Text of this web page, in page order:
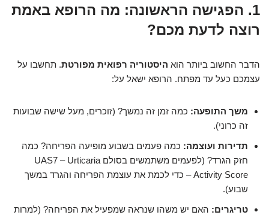
1. הפגישה הראשונה: מה הרופא באמת
רוצה לדעת מכם?
הדבר החשוב ביותר הוא היסטוריה רפואית מפורטת. תחשבו על
עצמכם כעל עד מפתח. הרופא ישאל על:
משך התופעה: כמה זמן זה נמשך? (זוכרים, מעל שישה שבועות
זה כרוני).
תדירות ועוצמה: כמה פעמים בשבוע מופיעה הפריחה? כמה
חזק הגרד? (לפעמים משתמשים בסולם UAS7 – Urticaria
Activity Score – כדי לכמת את עוצמת הפריחה והגרד במשך
שבוע).
טריגרים: האם יש משהו שנראה שמפעיל את הפריחה? (למרות